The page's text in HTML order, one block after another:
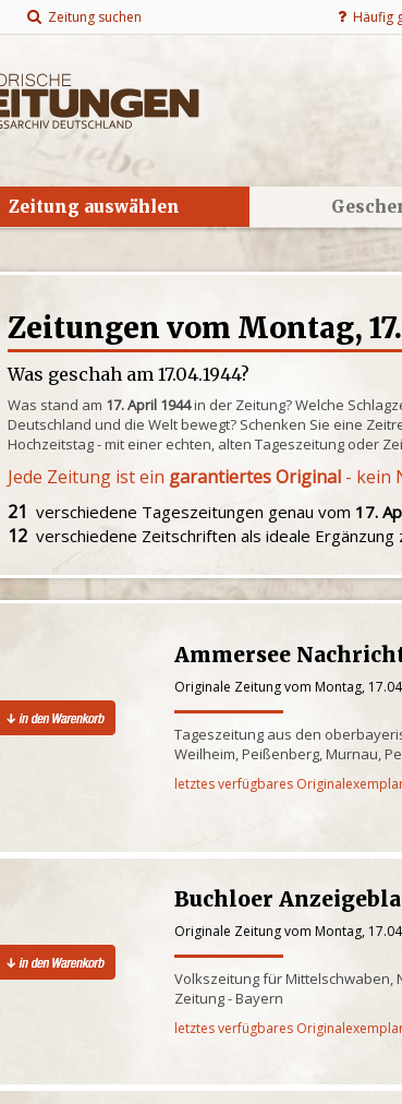
Zeitung suchen Häufig
Zeitung auswählen
Zeitungen vom Montag,
Was geschah am 17.04.1944?
Was stand am 17. April 1944in der Zeitung? Welche
Deutschland und die Welt bewegt? Schenken Sie eine
Hochzeitstag - mit einer echten, alten Tageszeitung oder
Jede Zeitung ist ein garantiertes Original - kein
21 verschiedene Tageszeitungen genau vom 17.
12 verschiedene Zeitschriften als ideale
Ammersee
Originale Zeitung vom Montag,
Tageszeitung aus den
Weilheim, Peißenberg, Murnau,
letztes verfügbares
Buchloer
Originale Zeitung vom Montag,
Volkszeitung für Mittelschwaben,
Zeitung - Bayern
letztes verfügbares